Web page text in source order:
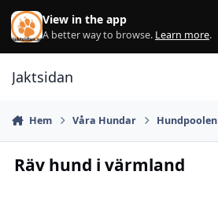
Hoppa till innehåll
View in the app
A better way to browse. Learn more.
Jaktsidan
Hem Våra Hundar Hundpoolen
Räv hund i värmland